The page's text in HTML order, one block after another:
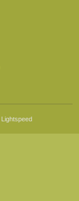
Lightspeed